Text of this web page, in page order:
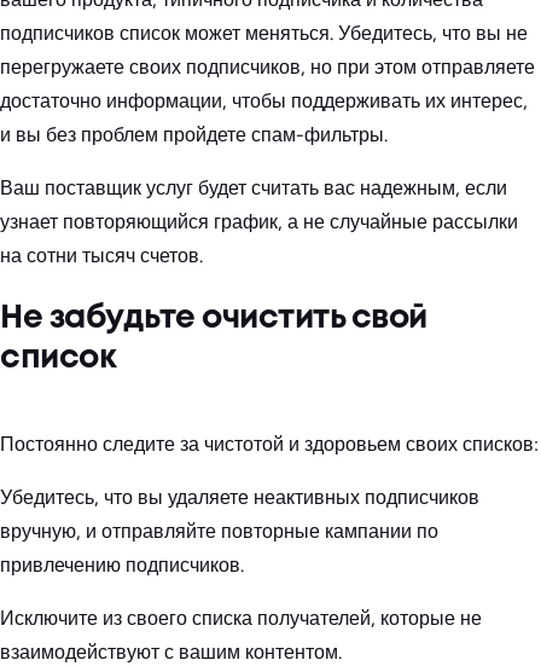
подписчиков список может меняться. Убедитесь, что вы не
перегружаете своих подписчиков, но при этом отправляете
достаточно информации, чтобы поддерживать их интерес,
и вы без проблем пройдете спам-фильтры.
Ваш поставщик услуг будет считать вас надежным, если
узнает повторяющийся график, а не случайные рассылки
на сотни тысяч счетов.
Не забудьте очистить свой
список
Постоянно следите за чистотой и здоровьем своих списков:
Убедитесь, что вы удаляете неактивных подписчиков
вручную, и отправляйте повторные кампании по
привлечению подписчиков.
Исключите из своего списка получателей, которые не
взаимодействуют с вашим контентом.